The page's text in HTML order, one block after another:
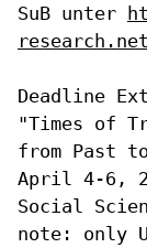
SuB unter
Deadline
"Times of
from Past
April 4-6,
Social
note: only